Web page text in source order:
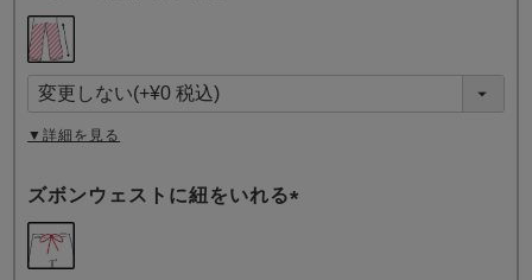
須
)
▼詳細を見る
ズボンウェストに紐をいれる